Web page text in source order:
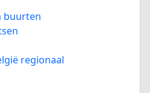
buurten
regionaal